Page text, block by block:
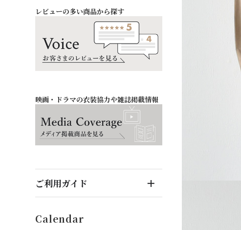
お祝い・記念日
オフィス
バッグ・シューズ
ファッション雑貨
レビューの多い商品から探す
映画・ドラマの衣装協力や雑誌掲載情報
ご利用ガイド